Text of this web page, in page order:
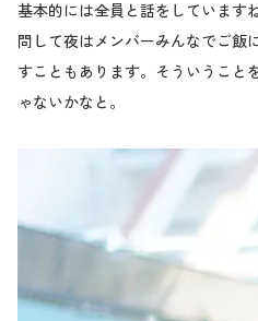
基本的には全員と話をしています
問して夜はメンバーみんなでご飯
すこともあります。そういうこと
ゃないかなと。